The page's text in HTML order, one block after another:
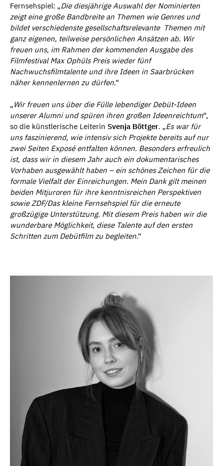
Fernsehspiel: „Die diesjährige Auswahl der Nominierten
zeigt eine große Bandbreite an Themen wie Genres und
bildet verschiedenste gesellschaftsrelevante Themen mit
ganz eigenen, teilweise persönlichen Ansätzen ab. Wir
freuen uns, im Rahmen der kommenden Ausgabe des
Filmfestival Max Ophüls Preis wieder fünf
Nachwuchsfilmtalente und ihre Ideen in Saarbrücken
näher kennenlernen zu dürfen.“
„Wir freuen uns über die Fülle lebendiger Debüt-Ideen
unserer Alumni und spüren ihren großen Ideenreichtum“,
so die künstlerische Leiterin Svenja Böttger. „Es war für
uns faszinierend, wie intensiv sich Projekte bereits auf nur
zwei Seiten Exposé entfalten können. Besonders erfreulich
ist, dass wir in diesem Jahr auch ein dokumentarisches
Vorhaben ausgewählt haben – ein schönes Zeichen für die
formale Vielfalt der Einreichungen. Mein Dank gilt meinen
beiden Mitjuroren für ihre kenntnisreichen Perspektiven
sowie ZDF/Das kleine Fernsehspiel für die erneute
großzügige Unterstützung. Mit diesem Preis haben wir die
wunderbare Möglichkeit, diese Talente auf den ersten
Schritten zum Debütfilm zu begleiten.“